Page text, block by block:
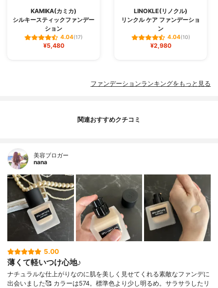
KAMIKA(カミカ)
シルキースティックファンデー
ション
4.04(17)
¥5,480
LINOKLE(リノクル)
リンクル ケア ファンデーショ
ン
4.04(10)
¥2,980
ファンデーションランキングをもっと見る
関連おすすめクチコミ
美容ブロガー
nana
5.00
薄くて軽いつけ心地♪
ナチュラルな仕上がりなのに肌を美しく見せてくれる素敵なファンデに
出会いました🥰 カラーは574。標準色より少し明るめ。サラサラしたリ